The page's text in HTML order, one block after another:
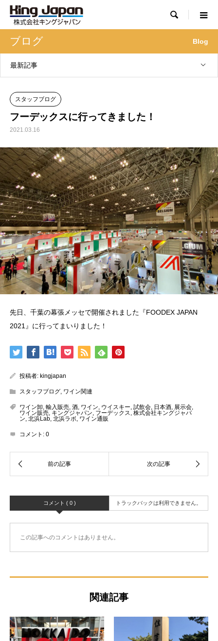

ブログ Blog
最新記事
スタッフブログ
フーデックスに行ってきました！
2021.03.16
先日、千葉の幕張メッセで開催されました『FOODEX JAPAN
2021』に行ってまいりました！
投稿者: kingjapan
スタッフブログ, ワイン関連
ワイン卸, 輸入販売, 酒, ワイン, ウイスキー, 試飲会, 日本酒, 展示会,
ワイン販売, キングジャパン, フーデックス, 株式会社キングジャパ
ン, 北浜Lab, 北浜ラボ, ワイン通販
コメント: 0
コメント ( 0 ) トラックバックは利用できません。
この記事へのコメントはありません。
関連記事